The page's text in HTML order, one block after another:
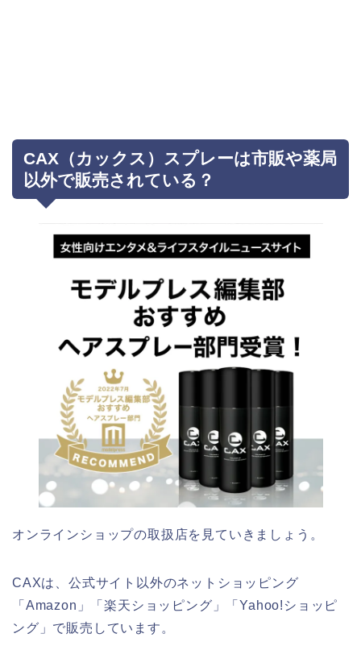
CAX（カックス）スプレーは市販や薬局
以外で販売されている？
オンラインショップの取扱店を見ていきましょう。
CAXは、公式サイト以外のネットショッピング
「Amazon」「楽天ショッピング」「Yahoo!ショッピ
ング」で販売しています。